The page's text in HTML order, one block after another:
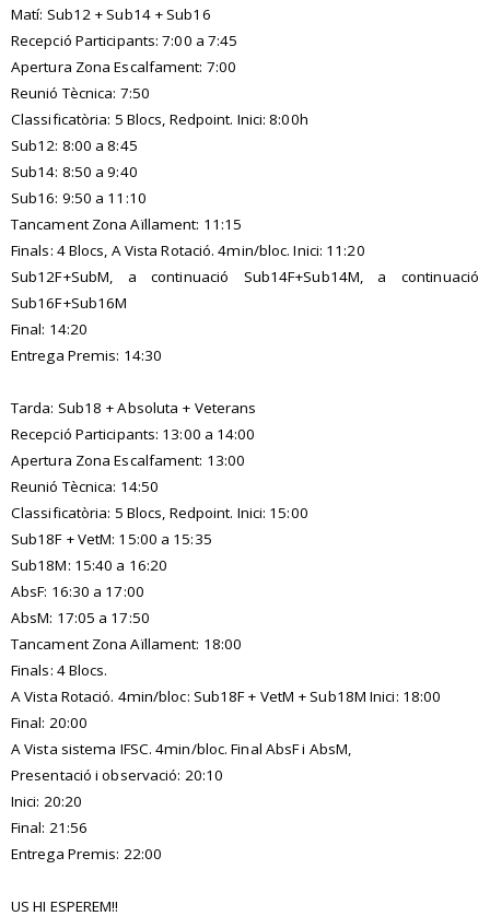
Matí: Sub12 + Sub14 + Sub16
Recepció Participants: 7:00 a 7:45
Apertura Zona Escalfament: 7:00
Reunió Tècnica: 7:50
Classificatòria: 5 Blocs, Redpoint. Inici: 8:00h
Sub12: 8:00 a 8:45
Sub14: 8:50 a 9:40
Sub16: 9:50 a 11:10
Tancament Zona Aïllament: 11:15
Finals: 4 Blocs, A Vista Rotació. 4min/bloc. Inici: 11:20
Sub12F+SubM, a continuació Sub14F+Sub14M, a continuació
Sub16F+Sub16M
Final: 14:20
Entrega Premis: 14:30
Tarda: Sub18 + Absoluta + Veterans
Recepció Participants: 13:00 a 14:00
Apertura Zona Escalfament: 13:00
Reunió Tècnica: 14:50
Classificatòria: 5 Blocs, Redpoint. Inici: 15:00
Sub18F + VetM: 15:00 a 15:35
Sub18M: 15:40 a 16:20
AbsF: 16:30 a 17:00
AbsM: 17:05 a 17:50
Tancament Zona Aïllament: 18:00
Finals: 4 Blocs.
A Vista Rotació. 4min/bloc: Sub18F + VetM + Sub18M Inici: 18:00
Final: 20:00
A Vista sistema IFSC. 4min/bloc. Final AbsF i AbsM,
Presentació i observació: 20:10
Inici: 20:20
Final: 21:56
Entrega Premis: 22:00
US HI ESPEREM!!